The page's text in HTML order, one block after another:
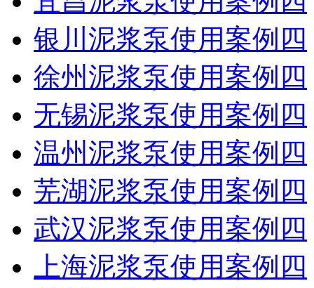
银川泥浆泵使用案例四
徐州泥浆泵使用案例四
无锡泥浆泵使用案例四
温州泥浆泵使用案例四
芜湖泥浆泵使用案例四
武汉泥浆泵使用案例四
上海泥浆泵使用案例四